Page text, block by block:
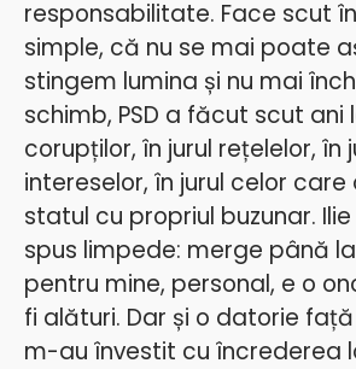
responsabilitate. Face scut
simple, că nu se mai poate
stingem lumina și nu mai
schimb, PSD a făcut scut ani
corupților, în jurul rețelelor, în
intereselor, în jurul celor
statul cu propriul buzunar.
spus limpede: merge până
pentru mine, personal, e o
fi alături. Dar și o datorie
m-au învestit cu încrederea